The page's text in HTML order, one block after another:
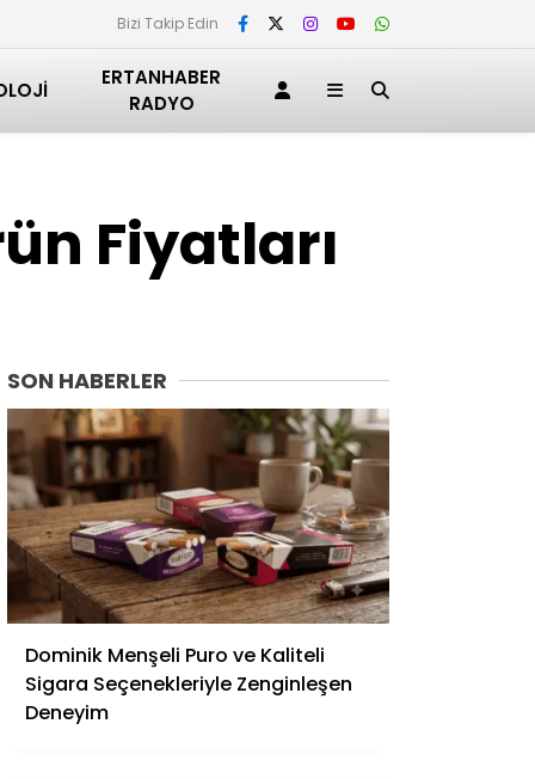
Bizi Takip Edin
ERTANHABER
RADYO
Fiyatları
SON HABERLER
Dominik Menşeli Puro ve Kaliteli
Sigara Seçenekleriyle Zenginleşen
Deneyim
Adana
Adıyaman
Afyonkarahisar